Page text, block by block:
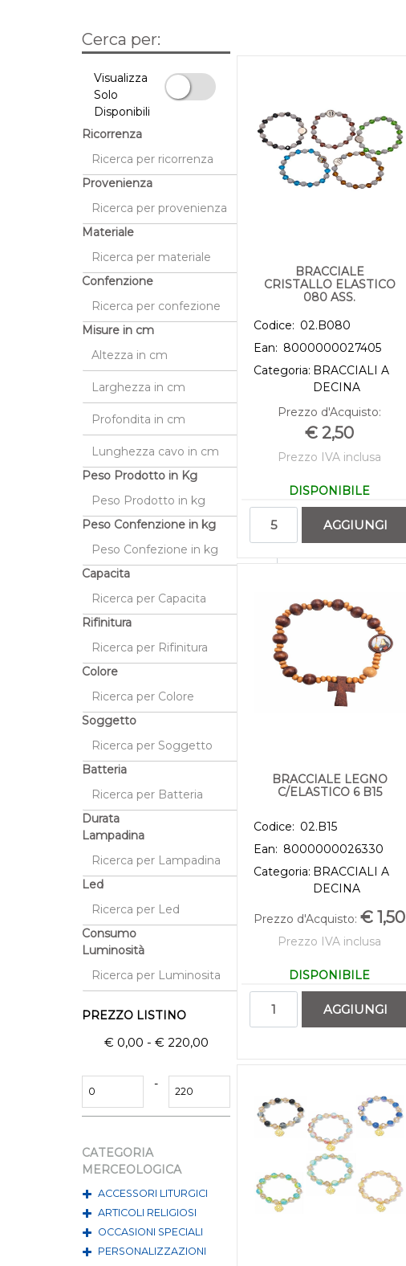
Cerca per:
Visualizza
Solo
Disponibili
Visualizza Solo Disponibili
Ricorrenza
Provenienza
Materiale
Confenzione
Misure in cm
Peso Prodotto in Kg
Peso Confenzione in kg
Capacita
Rifinitura
Colore
Soggetto
Batteria
Durata
Lampadina
Led
Consumo
Luminosità
PREZZO LISTINO
€ 0,00 - € 220,00
Prezzo minimo-
CATEGORIA
MERCEOLOGICA
ACCESSORI LITURGICI
ARTICOLI RELIGIOSI
OCCASIONI SPECIALI
PERSONALIZZAZIONI
BRACCIALE
CRISTALLO ELASTICO
080 ASS.
Codice: 02.B080
Ean: 8000000027405
Categoria: BRACCIALI A
DECINA
Prezzo d'Acquisto:
€ 2,50
Prezzo IVA inclusa
DISPONIBILE
AGGIUNGI
BRACCIALE LEGNO
C/ELASTICO 6 B15
Codice: 02.B15
Ean: 8000000026330
Categoria: BRACCIALI A
DECINA
Prezzo d'Acquisto: € 1,50
Prezzo IVA inclusa
DISPONIBILE
AGGIUNGI